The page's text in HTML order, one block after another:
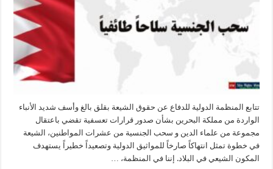
تتابع المنظمة الدولية للدفاع عن حقوق الشيعة بقلق بالغ وأسف شديد الأنباء
الواردة من مملكة البحرين بشأن صدور قرارات تعسفية تقضي باعتقال
مجموعة من علماء الدين و سحب الجنسية من عشرات المواطنين، الشيعة
في خطوة تمثل انتهاكاً صارخاً للمواثيق الدولية وتصعيداً خطيراً يستهدف
المكون الشيعي في البلاد. إننا في المنظمة، …